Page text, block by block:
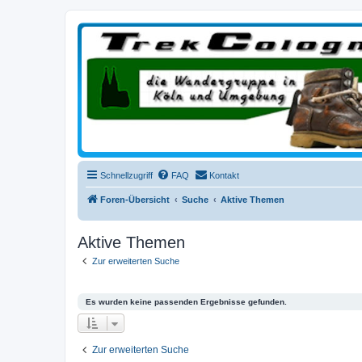
trekcologne.de
Wanderungen rund um Köln
Schnellzugriff FAQ Kontakt
Foren-Übersicht Suche Aktive Themen
Aktive Themen
Zur erweiterten Suche
Es wurden keine passenden Ergebnisse gefunden.
Zur erweiterten Suche